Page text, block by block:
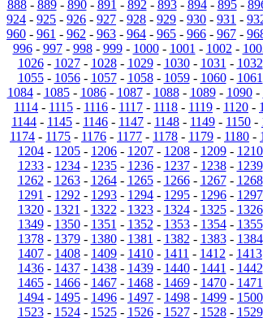
888- 889- 890- 891 - 892 - 893- 894- 895-
924 - 925 - 926 - 927 - 928 - 929 - 930 - 931 -
960 - 961 - 962 - 963 - 964 - 965 - 966 - 967 -
996- 997- 998- 999- 1000- 1001 - 1002 -
1026- 1027- 1028- 1029- 1030- 1031 - 1032
1055- 1056- 1057- 1058- 1059- 1060- 1061
1084- 1085- 1086- 1087- 1088- 1089- 1090-
1114 - 1115 - 1116 - 1117 - 1118 - 1119 - 1120 -
1144 - 1145 - 1146 - 1147 - 1148 - 1149 - 1150 -
1174 - 1175 - 1176 - 1177 - 1178 - 1179 - 1180 -
1204 - 1205 - 1206 - 1207 - 1208 - 1209 - 1210
1233- 1234- 1235- 1236- 1237- 1238- 1239
1262 - 1263- 1264- 1265- 1266- 1267- 1268
1291 - 1292 - 1293 - 1294 - 1295 - 1296 - 1297
1320- 1321 - 1322 - 1323- 1324- 1325- 1326
1349- 1350- 1351 - 1352 - 1353- 1354- 1355
1378- 1379- 1380- 1381 - 1382 - 1383- 1384
1407 - 1408 - 1409 - 1410 - 1411 - 1412 - 1413
1436- 1437- 1438- 1439- 1440- 1441 - 1442
1465- 1466- 1467- 1468- 1469- 1470- 1471
1494 - 1495 - 1496 - 1497 - 1498 - 1499 - 1500
1523- 1524- 1525- 1526- 1527- 1528- 1529